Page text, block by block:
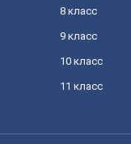
8 класс
9 класс
10 класс
11 класс